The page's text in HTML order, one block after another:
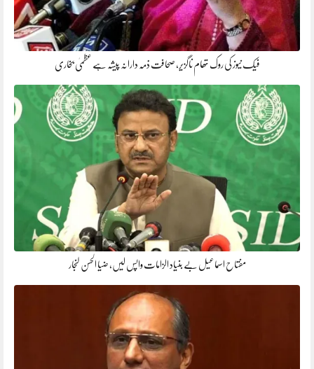
فیک نیوز کی روک تھام ناگزیر، صحافت ذمہ دارانہ پیشہ ہے عظمیٰ بخاری
مفتاح اسماعیل بے بنیاد الزامات واپس لیں، ضیا الحسن لنجار